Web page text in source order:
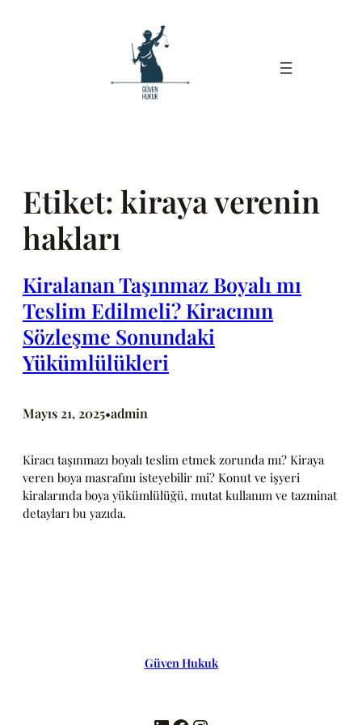
Etiket: kiraya verenin
hakları
Kiralanan Taşınmaz Boyalı mı
Teslim Edilmeli? Kiracının
Sözleşme Sonundaki
Yükümlülükleri
Mayıs 21, 2025•admin
Kiracı taşınmazı boyalı teslim etmek zorunda mı? Kiraya
veren boya masrafını isteyebilir mi? Konut ve işyeri
kiralarında boya yükümlülüğü, mutat kullanım ve tazminat
detayları bu yazıda.
Güven Hukuk